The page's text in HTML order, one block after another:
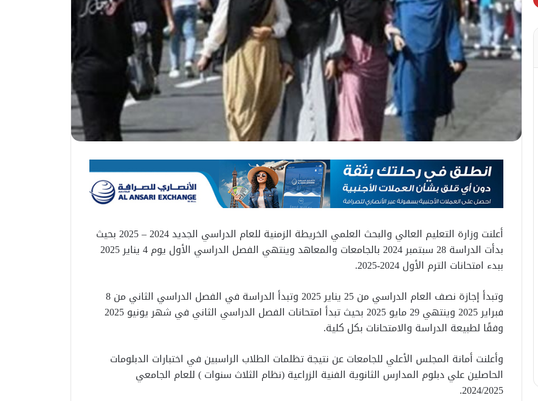
أعلنت وزارة التعليم العالي والبحث العلمي الخريطة الزمنية للعام الدراسي الجديد 2024 – 2025 بحيث
بدأت الدراسة 28 سبتمبر 2024 بالجامعات والمعاهد وينتهي الفصل الدراسي الأول يوم 4 يناير 2025
ببدء امتحانات الترم الأول 2024-2025.
وتبدأ إجازة نصف العام الدراسي من 25 يناير 2025 وتبدأ الدراسة في الفصل الدراسي الثاني من 8
فبراير 2025 وينتهي 29 مايو 2025 بحيث تبدأ امتحانات الفصل الدراسي الثاني في شهر يونيو 2025
وفقًا لطبيعة الدراسة والامتحانات بكل كلية.
وأعلنت أمانة المجلس الأعلي للجامعات عن نتيجة تظلمات الطلاب الراسبين في اختبارات الدبلومات
الحاصلين علي دبلوم المدارس الثانوية الفنية الزراعية (نظام الثلاث سنوات ) للعام الجامعي
2024/2025.